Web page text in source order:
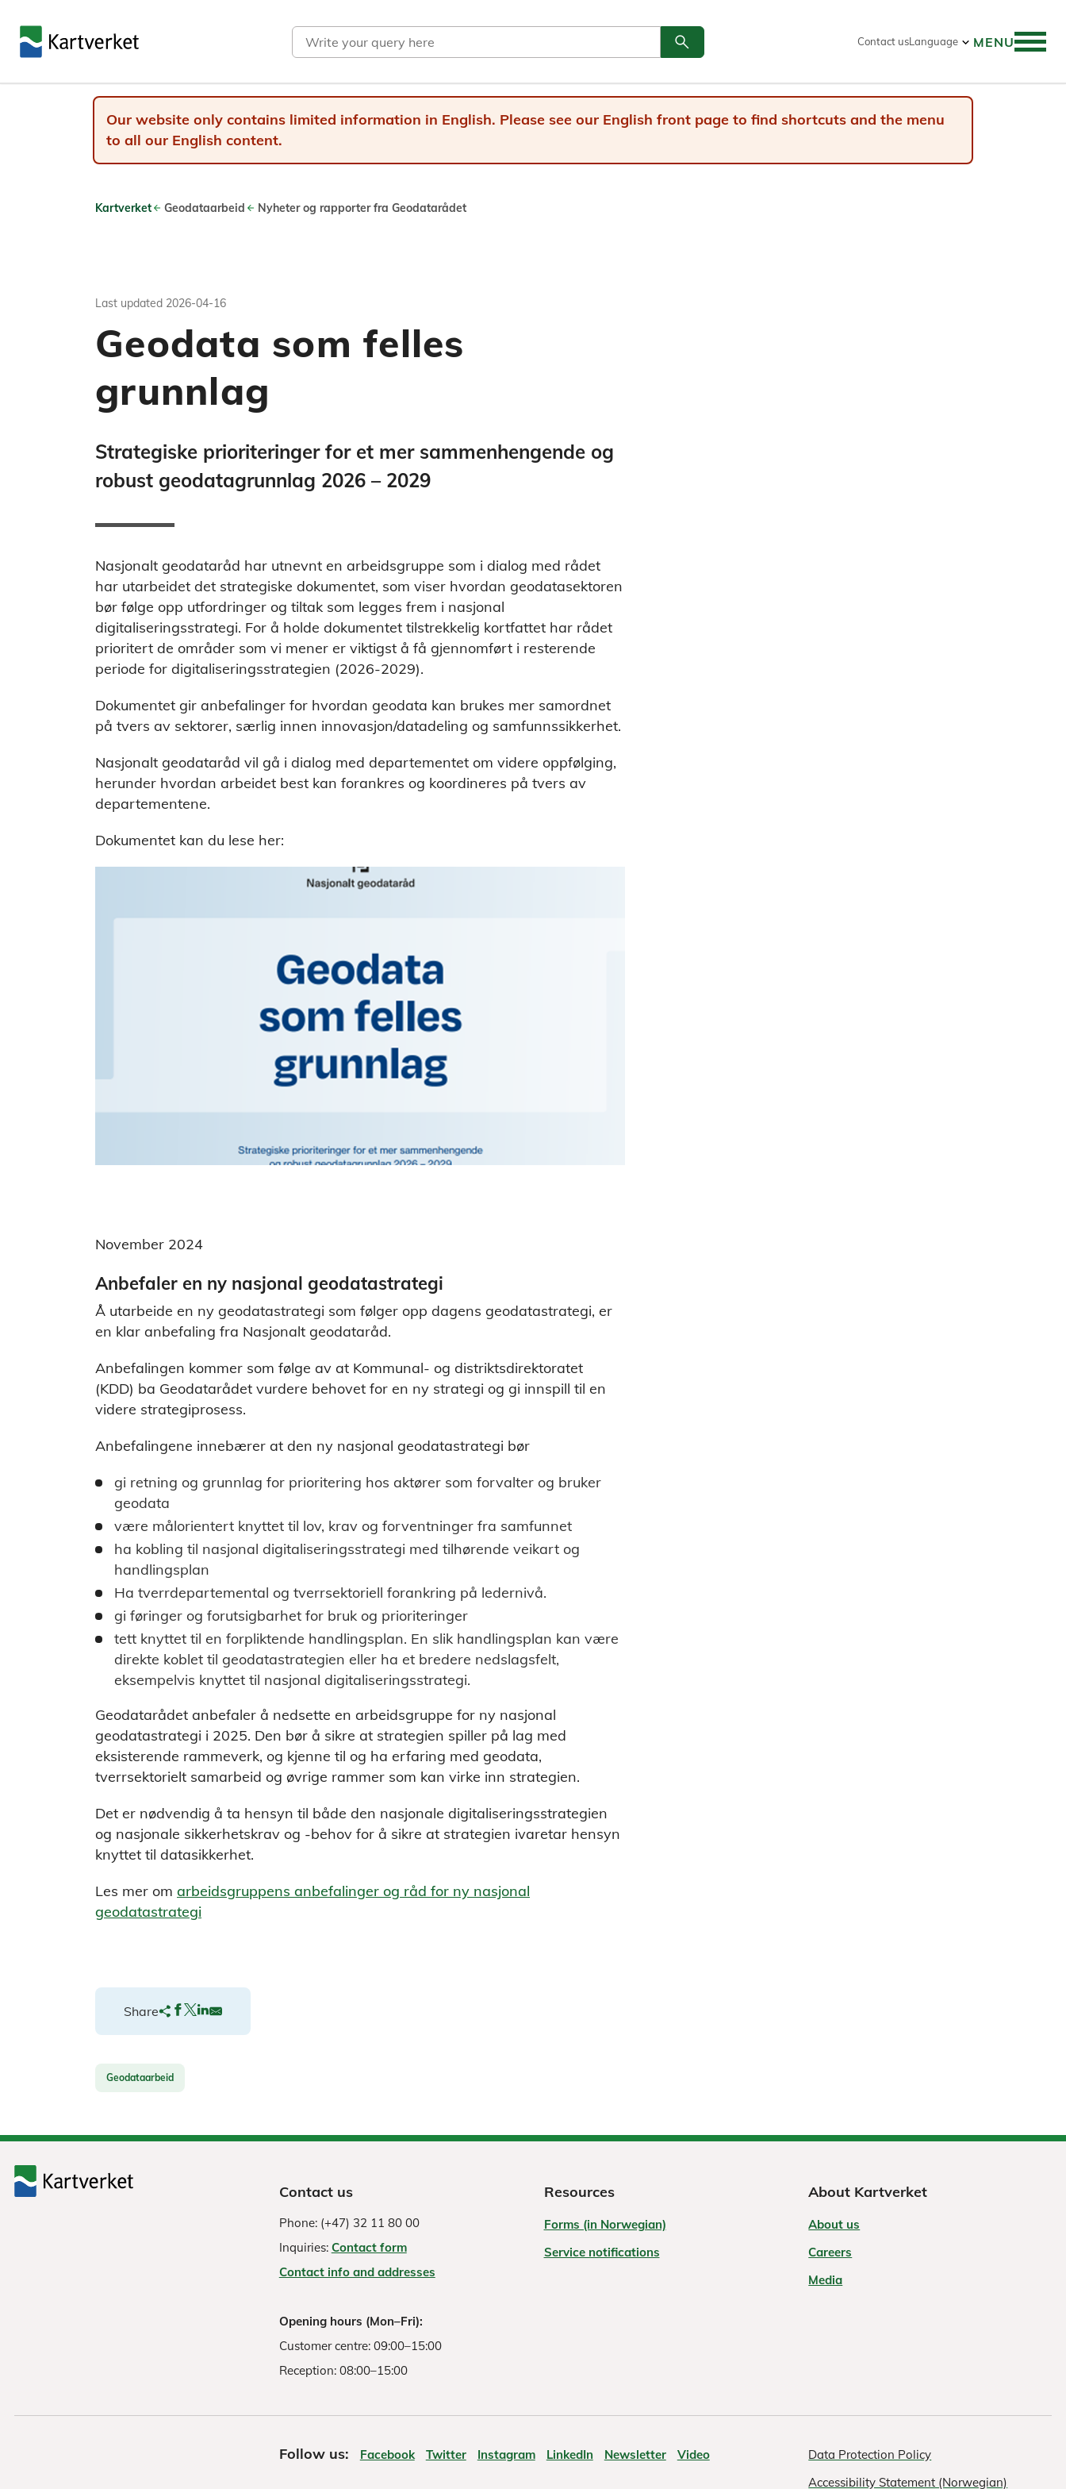
Search
Go to search
search Contact usLanguage MENU
Our website only contains limited information in English. Please see our English front page to find shortcuts and the menu
to all our English content.
Kartverket Geodataarbeid Nyheter og rapporter fra Geodatarådet
Last updated 2026-04-16
Geodata som felles
grunnlag
Strategiske prioriteringer for et mer sammenhengende og
robust geodatagrunnlag 2026 – 2029
Nasjonalt geodataråd har utnevnt en arbeidsgruppe som i dialog med rådet
har utarbeidet det strategiske dokumentet, som viser hvordan geodatasektoren
bør følge opp utfordringer og tiltak som legges frem i nasjonal
digitaliseringsstrategi. For å holde dokumentet tilstrekkelig kortfattet har rådet
prioritert de områder som vi mener er viktigst å få gjennomført i resterende
periode for digitaliseringsstrategien (2026-2029).
Dokumentet gir anbefalinger for hvordan geodata kan brukes mer samordnet
på tvers av sektorer, særlig innen innovasjon/datadeling og samfunnssikkerhet.
Nasjonalt geodataråd vil gå i dialog med departementet om videre oppfølging,
herunder hvordan arbeidet best kan forankres og koordineres på tvers av
departementene.
Dokumentet kan du lese her:
November 2024
Anbefaler en ny nasjonal geodatastrategi
Å utarbeide en ny geodatastrategi som følger opp dagens geodatastrategi, er
en klar anbefaling fra Nasjonalt geodataråd.
Anbefalingen kommer som følge av at Kommunal- og distriktsdirektoratet
(KDD) ba Geodatarådet vurdere behovet for en ny strategi og gi innspill til en
videre strategiprosess.
Anbefalingene innebærer at den ny nasjonal geodatastrategi bør
gi retning og grunnlag for prioritering hos aktører som forvalter og bruker
geodata
være målorientert knyttet til lov, krav og forventninger fra samfunnet
ha kobling til nasjonal digitaliseringsstrategi med tilhørende veikart og
handlingsplan
Ha tverrdepartemental og tverrsektoriell forankring på ledernivå.
gi føringer og forutsigbarhet for bruk og prioriteringer
tett knyttet til en forpliktende handlingsplan. En slik handlingsplan kan være
direkte koblet til geodatastrategien eller ha et bredere nedslagsfelt,
eksempelvis knyttet til nasjonal digitaliseringsstrategi.
Geodatarådet anbefaler å nedsette en arbeidsgruppe for ny nasjonal
geodatastrategi i 2025. Den bør å sikre at strategien spiller på lag med
eksisterende rammeverk, og kjenne til og ha erfaring med geodata,
tverrsektorielt samarbeid og øvrige rammer som kan virke inn strategien.
Det er nødvendig å ta hensyn til både den nasjonale digitaliseringsstrategien
og nasjonale sikkerhetskrav og -behov for å sikre at strategien ivaretar hensyn
knyttet til datasikkerhet.
Les mer om arbeidsgruppens anbefalinger og råd for ny nasjonal
geodatastrategi
Share
Geodataarbeid
Contact us
Phone: (+47) 32 11 80 00
Inquiries: Contact form
Contact info and addresses
Opening hours (Mon–Fri):
Customer centre: 09:00–15:00
Reception: 08:00–15:00
Resources
Forms (in Norwegian)
Service notifications
About Kartverket
About us
Careers
Media
Follow us: Facebook Twitter Instagram LinkedIn Newsletter Video
Data Protection Policy
Accessibility Statement (Norwegian)